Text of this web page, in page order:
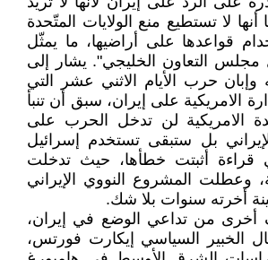
لا تستطيع منع الولايات المتّحدة
قواعدها على أراضيها، ما يمثّل
مجلس التعاون الخليجي". يشار إلى
حرب الأيام الاثني عشر التي
الامريكية على إيران، سبق أن تنبأ
الامريكية لن تدخل الحرب على
بل ستبقى تستخدم إسرائيل
قراءة أثبتت خطأها، حيث تدخلت
وعطلت المشروع النووي الإيراني
أخرته سنوات بلا شك.
أخرى من تداعي الوضع في إيران،
الخبير السياسي إيكارت فورتس،